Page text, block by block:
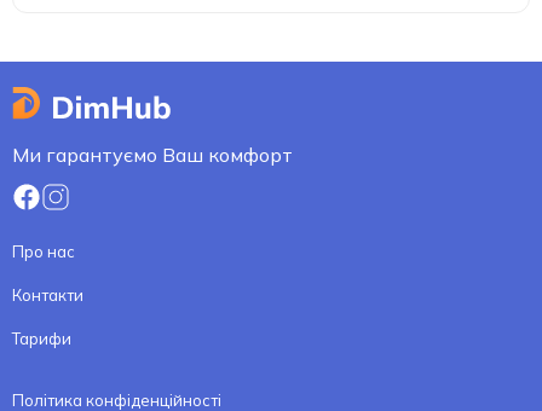
Ми гарантуємо Ваш комфорт
Про нас
Контакти
Тарифи
Політика конфіденційності